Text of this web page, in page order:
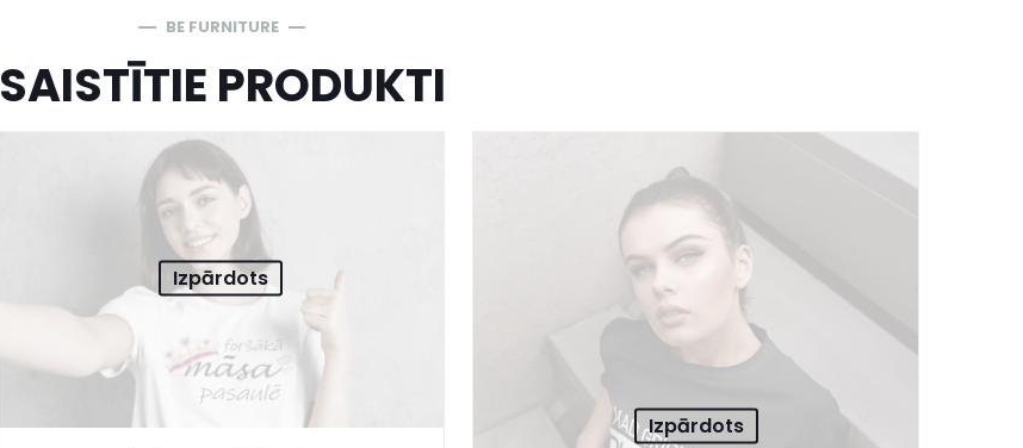
BE FURNITURE
SAISTĪTIE PRODUKTI
Izpārdots
Izpārdots